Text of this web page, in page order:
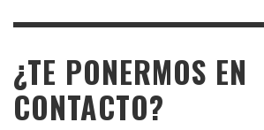
¿TE PONERMOS EN
CONTACTO?